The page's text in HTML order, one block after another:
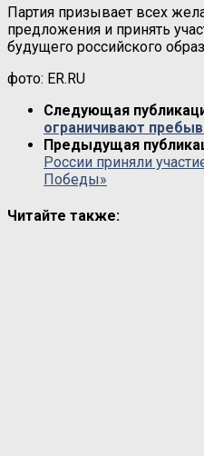
Партия призывает всех
предложения и принять
будущего российского
фото: ER.RU
Следующая
ограничивают
Предыдущая
России приняли
Победы»
Читайте также: